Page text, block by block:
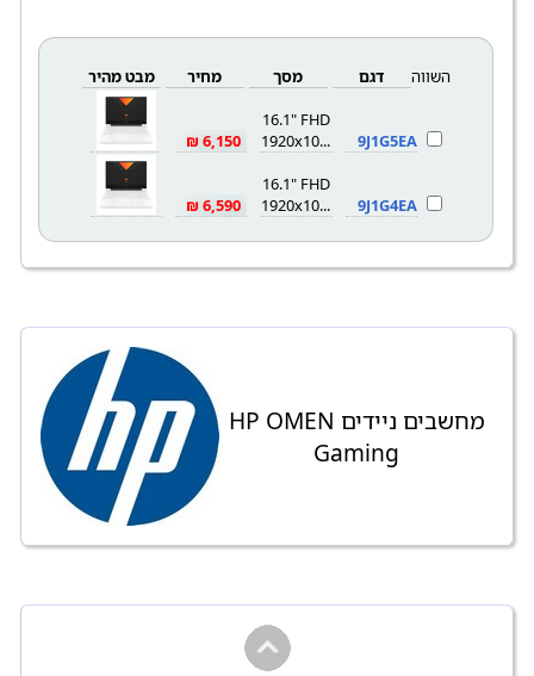
השווה דגם מסך מחיר מבט מהיר
9J1G5EA
16.1" FHD
1920x1080
6,150 ₪
9J1G4EA
16.1" FHD
1920x1080
6,590 ₪
מחשבים ניידים HP OMEN
Gaming